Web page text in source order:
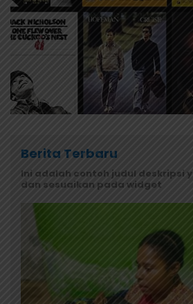
Berita Terbaru
Ini adalah contoh judul deskripsi
dan sesuaikan pada widget